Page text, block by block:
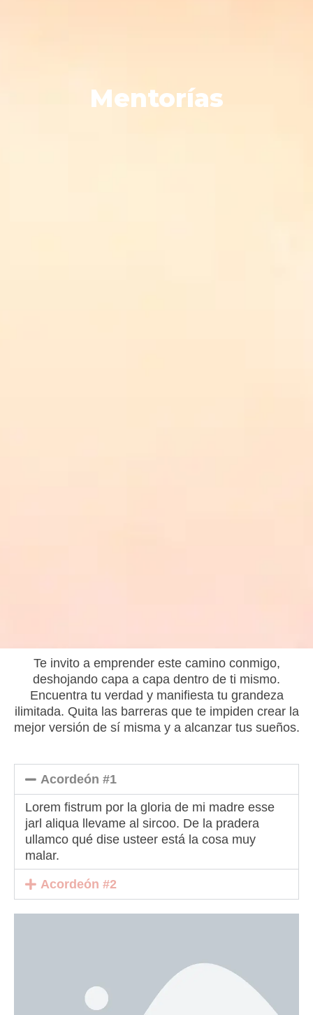
Mentorías
Te invito a emprender este camino conmigo,
deshojando capa a capa dentro de ti mismo.
Encuentra tu verdad y manifiesta tu grandeza
ilimitada. Quita las barreras que te impiden crear la
mejor versión de sí misma y a alcanzar tus sueños.
Acordeón #1
Lorem fistrum por la gloria de mi madre esse
jarl aliqua llevame al sircoo. De la pradera
ullamco qué dise usteer está la cosa muy
malar.
Acordeón #2